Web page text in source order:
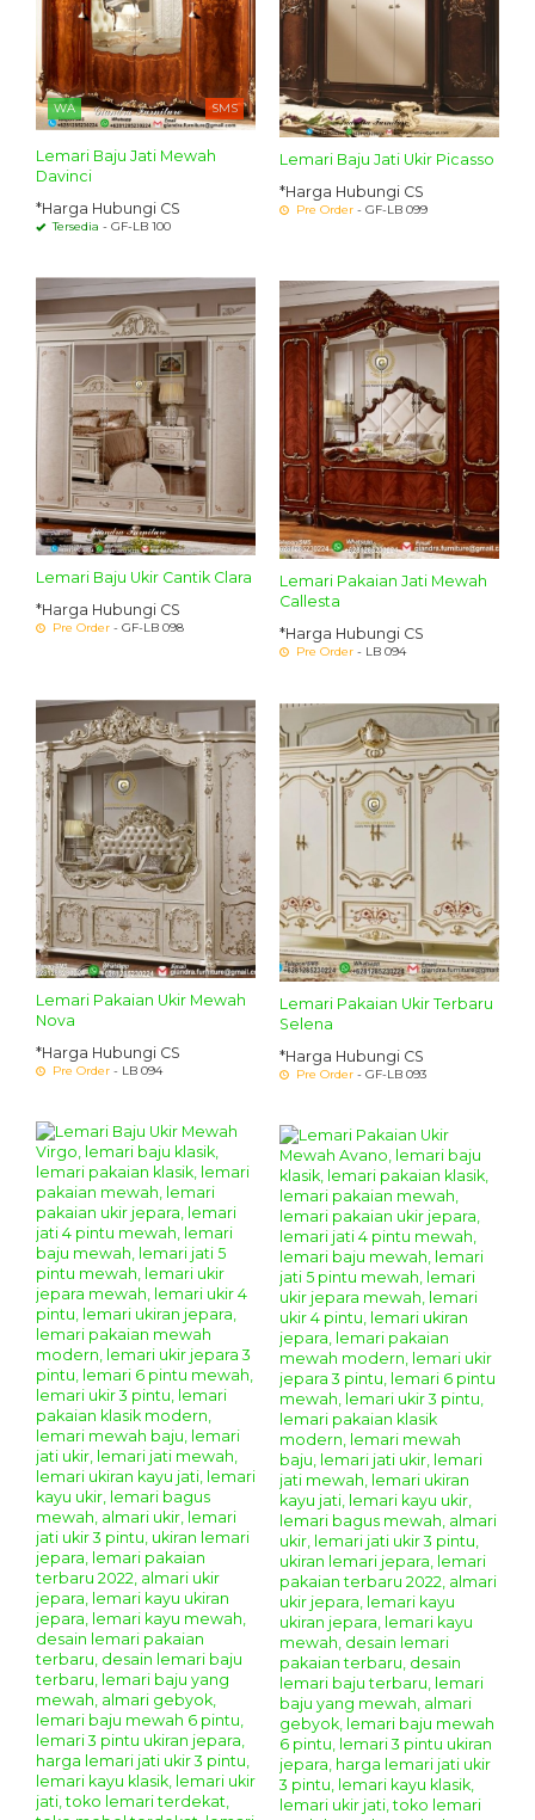
WA SMS
Lemari Baju Jati Mewah
Davinci
*Harga Hubungi CS
Tersedia - GF-LB 100
Lemari Baju Jati Ukir Picasso
*Harga Hubungi CS
Pre Order - GF-LB 099
Lemari Baju Ukir Cantik Clara
*Harga Hubungi CS
Pre Order - GF-LB 098
Lemari Pakaian Jati Mewah
Callesta
*Harga Hubungi CS
Pre Order - LB 094
Lemari Pakaian Ukir Mewah
Nova
*Harga Hubungi CS
Pre Order - LB 094
Lemari Pakaian Ukir Terbaru
Selena
*Harga Hubungi CS
Pre Order - GF-LB 093